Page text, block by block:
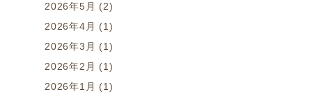
2026年5月 (2)
2026年4月 (1)
2026年3月 (1)
2026年2月 (1)
2026年1月 (1)